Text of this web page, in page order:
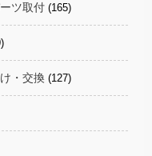
ツ取付 (165)
・交換 (127)